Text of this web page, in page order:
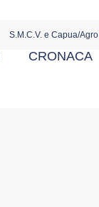
S.M.C.V. e Capua/
CRONACA